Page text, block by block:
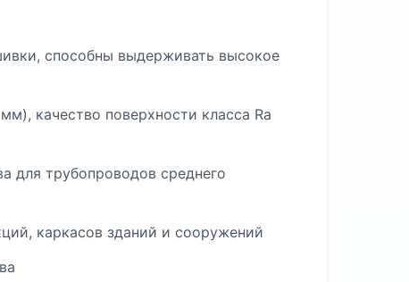
способны выдерживать высокое
качество поверхности класса Ra
для трубопроводов среднего
каркасов зданий и сооружений